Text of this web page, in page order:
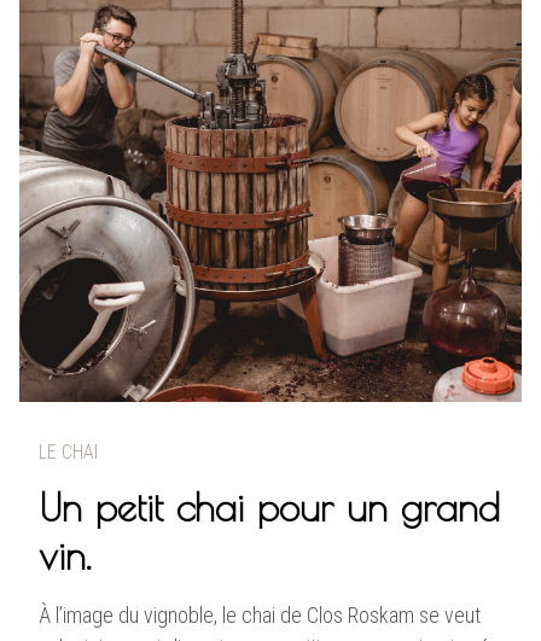
LE CHAI
Un petit chai pour un grand
vin.
À l’image du vignoble, le chai de Clos Roskam se veut